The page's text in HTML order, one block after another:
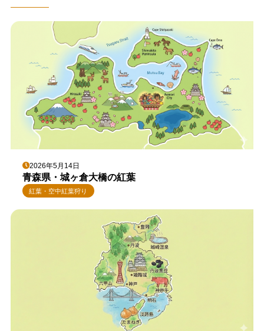
2026年5月14日
青森県・城ヶ倉大橋の紅葉
紅葉・空中紅葉狩り